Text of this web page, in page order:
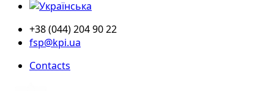
+38 (044) 204 90 22
fsp@kpi.ua
Contacts